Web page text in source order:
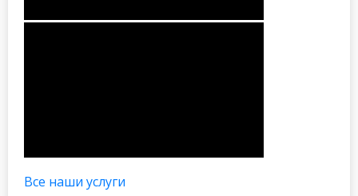
Все наши услуги